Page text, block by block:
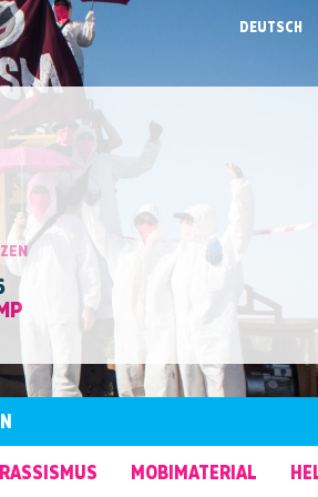
DEUTSCH
MOBIMATERIAL